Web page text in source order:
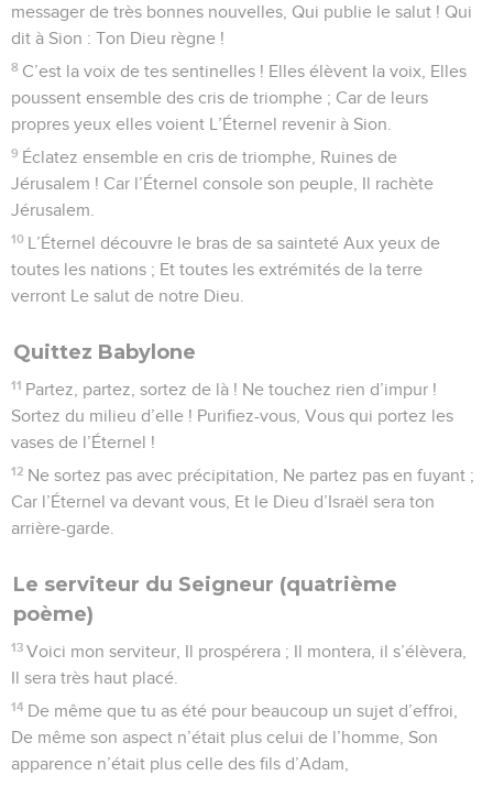
messager de très bonnes nouvelles, Qui publie le salut ! Qui
dit à Sion : Ton Dieu règne !
8 C’est la voix de tes sentinelles ! Elles élèvent la voix, Elles
poussent ensemble des cris de triomphe ; Car de leurs
propres yeux elles voient L’Éternel revenir à Sion.
9 Éclatez ensemble en cris de triomphe, Ruines de
Jérusalem ! Car l’Éternel console son peuple, Il rachète
Jérusalem.
10 L’Éternel découvre le bras de sa sainteté Aux yeux de
toutes les nations ; Et toutes les extrémités de la terre
verront Le salut de notre Dieu.
Quittez Babylone
11 Partez, partez, sortez de là ! Ne touchez rien d’impur !
Sortez du milieu d’elle ! Purifiez-vous, Vous qui portez les
vases de l’Éternel !
12 Ne sortez pas avec précipitation, Ne partez pas en fuyant ;
Car l’Éternel va devant vous, Et le Dieu d’Israël sera ton
arrière-garde.
Le serviteur du Seigneur (quatrième
poème)
13 Voici mon serviteur, Il prospérera ; Il montera, il s’élèvera,
Il sera très haut placé.
14 De même que tu as été pour beaucoup un sujet d’effroi,
De même son aspect n’était plus celui de l’homme, Son
apparence n’était plus celle des fils d’Adam,